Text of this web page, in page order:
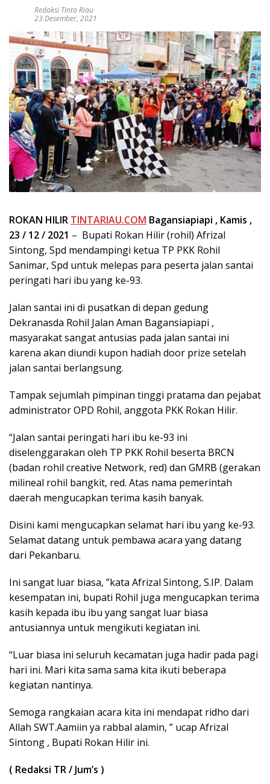
Redaksi Tinta Riau
23 Desember, 2021
ROKAN HILIR TINTARIAU.COM Bagansiapiapi , Kamis ,
23 / 12 / 2021 – Bupati Rokan Hilir (rohil) Afrizal
Sintong, Spd mendampingi ketua TP PKK Rohil
Sanimar, Spd untuk melepas para peserta jalan santai
peringati hari ibu yang ke-93.
Jalan santai ini di pusatkan di depan gedung
Dekranasda Rohil Jalan Aman Bagansiapiapi ,
masyarakat sangat antusias pada jalan santai ini
karena akan diundi kupon hadiah door prize setelah
jalan santai berlangsung.
Tampak sejumlah pimpinan tinggi pratama dan pejabat
administrator OPD Rohil, anggota PKK Rokan Hilir.
“Jalan santai peringati hari ibu ke-93 ini
diselenggarakan oleh TP PKK Rohil beserta BRCN
(badan rohil creative Network, red) dan GMRB (gerakan
milineal rohil bangkit, red. Atas nama pemerintah
daerah mengucapkan terima kasih banyak.
Disini kami mengucapkan selamat hari ibu yang ke-93.
Selamat datang untuk pembawa acara yang datang
dari Pekanbaru.
Ini sangat luar biasa, ”kata Afrizal Sintong, S.IP. Dalam
kesempatan ini, bupati Rohil juga mengucapkan terima
kasih kepada ibu ibu yang sangat luar biasa
antusiannya untuk mengikuti kegiatan ini.
“Luar biasa ini seluruh kecamatan juga hadir pada pagi
hari ini. Mari kita sama sama kita ikuti beberapa
kegiatan nantinya.
Semoga rangkaian acara kita ini mendapat ridho dari
Allah SWT.Aamiin ya rabbal alamin, ” ucap Afrizal
Sintong , Bupati Rokan Hilir ini.
( Redaksi TR / Jum’s )